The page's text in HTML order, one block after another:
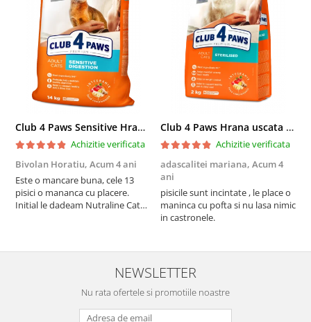
Club 4 Paws Sensitive Hrana uscata pisici adulte, 14kg
Achizitie verificata
Bivolan Horatiu, Acum 4 ani
Este o mancare buna, cele 13
pisici o mananca cu placere.
Initial le dadeam Nutraline Cat
nu o mananca cu placere. Eu
sunt multumit si voi continua cu
Club 4 Paws Hrana uscata pisici sterilizate, 2kg
Achizitie verificata
adascalitei mariana, Acum 4
ani
pisicile sunt incintate , le place o
maninca cu pofta si nu lasa nimic
in castronele.
NEWSLETTER
Nu rata ofertele si promotiile noastre